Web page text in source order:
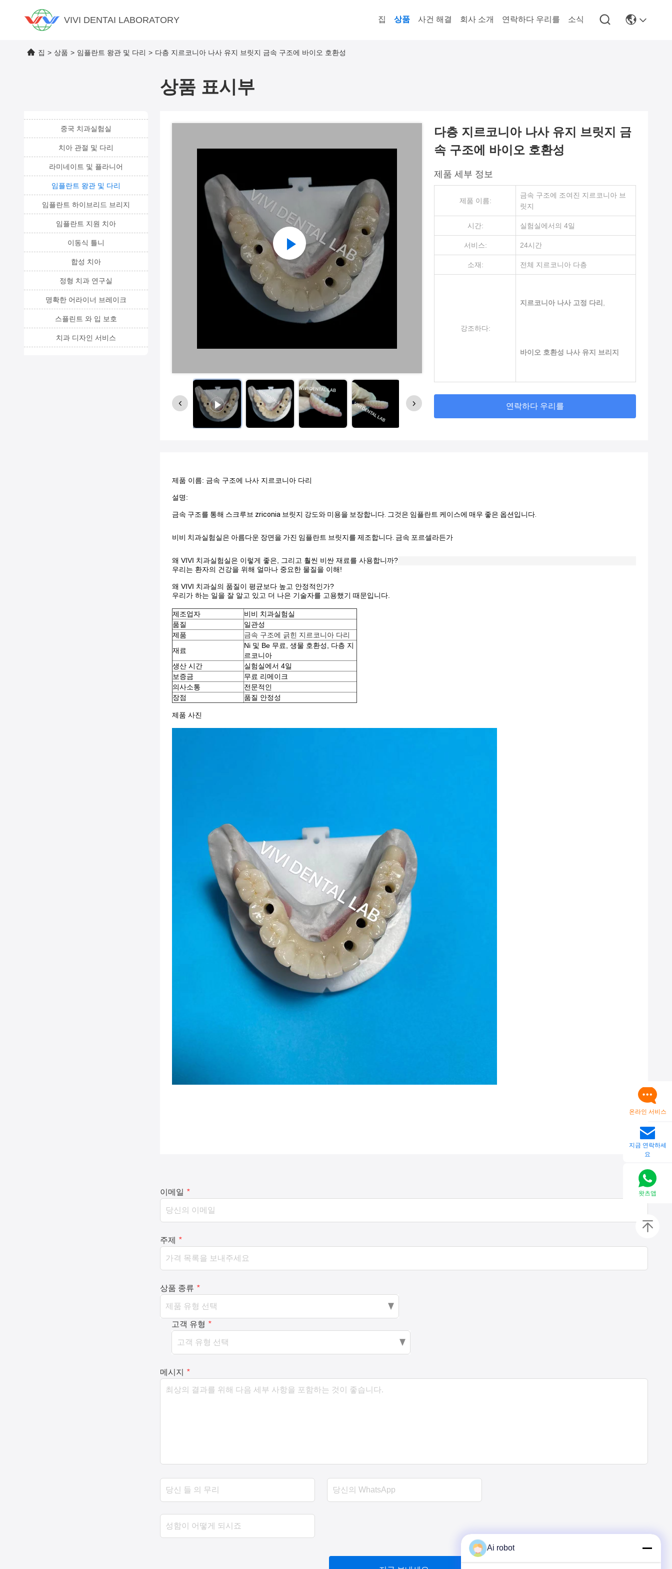
VIVI DENTAI LABORATORY 집 상품 사건 해결 회사 소개 연락하다 우리를 소식
집 > 상품 > 임플란트 왕관 및 다리 > 다층 지르코니아 나사 유지 브릿지 금속 구조에 바이오 호환성
상품 표시부
중국 치과실험실
치아 관절 및 다리
라미네이트 및 플라니어
임플란트 왕관 및 다리
임플란트 하이브리드 브리지
임플란트 지원 치아
이동식 틀니
합성 치아
정형 치과 연구실
명확한 어라이너 브레이크
스플린트 와 입 보호
치과 디자인 서비스
다층 지르코니아 나사 유지 브릿지 금
속 구조에 바이오 호환성
제품 세부 정보
제품 이름:
금속 구조에 조여진 지르코니아 브
릿지
시간: 실험실에서의 4일
서비스: 24시간
소재: 전체 지르코니아 다층
강조하다:
지르코니아 나사 고정 다리
바이오 호환성 나사 유지 브리지
연락하다 우리를
제품 이름: 금속 구조에 나사 지르코니아 다리
설명:
금속 구조를 통해 스크루브 zriconia 브릿지 강도와 미용을 보장합니다. 그것은 임플란트 케이스에 매우 좋은 옵션입니다.
비비 치과실험실은 아름다운 장면을 가진 임플란트 브릿지를 제조합니다. 금속 포르셀라든가
왜 VIVI 치과실험실은 이렇게 좋은, 그리고 훨씬 비싼 재료를 사용합니까?
우리는 환자의 건강을 위해 얼마나 중요한 물질을 이해!
왜 VIVI 치과실의 품질이 평균보다 높고 안정적인가?
우리가 하는 일을 잘 알고 있고 더 나은 기술자를 고용했기 때문입니다.
제조업자
비비 치과실험실
품질
일관성
제품
금속 구조에 긁힌 지르코니아 다리
재료
Ni 및 Be 무료, 생물 호환성, 다층 지
르코니아
생산 시간
실험실에서 4일
보증금
무료 리메이크
의사소통
전문적인
장점
품질 안정성
제품 사진
이메일 *
주제 *
상품 종류 *
고객 유형 *
메시지 *
온라인 서비스
지금 연락하세
요
왓츠앱
Ai robot